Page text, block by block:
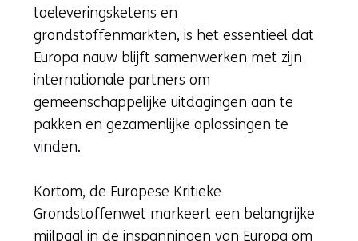
toeleveringsketens en
grondstoffenmarkten, is het essentieel dat
Europa nauw blijft samenwerken met zijn
internationale partners om
gemeenschappelijke uitdagingen aan te
pakken en gezamenlijke oplossingen te
vinden.
Kortom, de Europese Kritieke
Grondstoffenwet markeert een belangrijke
mijlpaal in de inspanningen van Europa om